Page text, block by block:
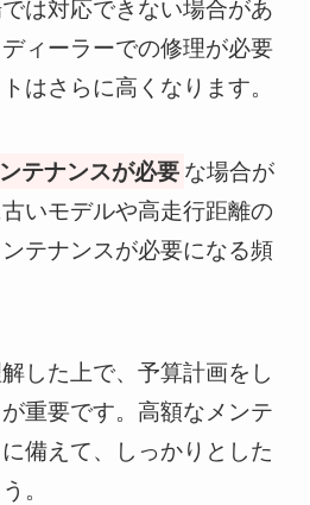
は対応できない場合があ
ィーラーでの修理が必要
はさらに高くなります。
テナンスが必要 な場合が
いモデルや高走行距離の
テナンスが必要になる頻
した上で、予算計画をし
重要です。高額なメンテ
備えて、しっかりとした
。